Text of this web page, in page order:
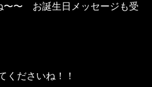
〜〜 お誕生日メッセージも受
くださいね！！